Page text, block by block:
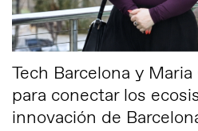
Tech Barcelona y
para conectar los
innovación de